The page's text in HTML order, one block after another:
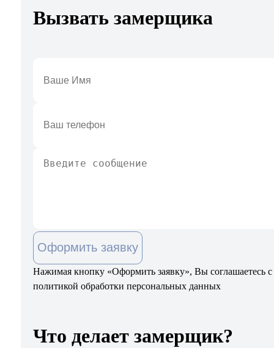
Вызвать замерщика
Оформить заявку
Нажимая кнопку «Оформить заявку», Вы соглашаетесь с
политикой обработки персональных данных
Что делает замерщик?